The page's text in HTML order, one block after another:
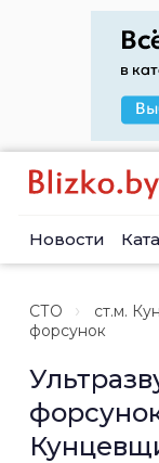
Новости
СТО ст.м.
форсунок